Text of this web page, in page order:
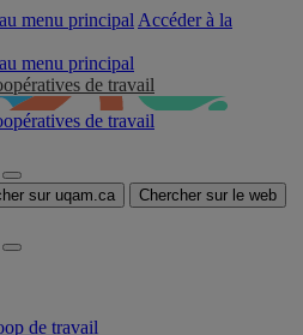
menu principal Accéder à la
menu principal
de travail
de travail
sur uqam.ca Chercher sur le web
de travail